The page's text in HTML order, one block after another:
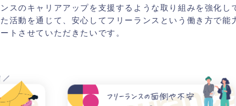
スのキャリアアップを支援するような取り組みを強化し
活動を通じて、安心してフリーランスという働き方で能
トさせていただきたいです。